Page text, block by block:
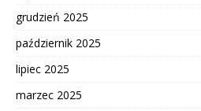
grudzień 2025
październik 2025
lipiec 2025
marzec 2025